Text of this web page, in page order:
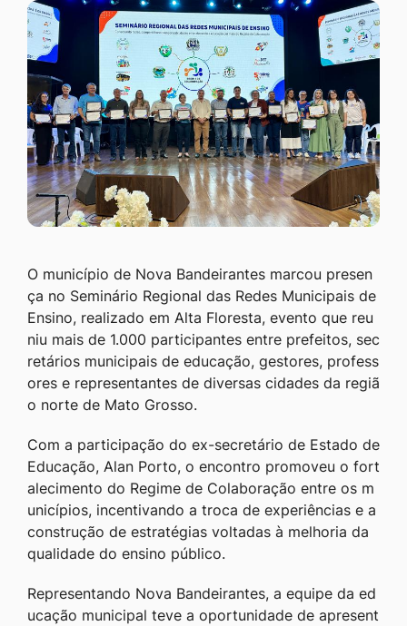
O município de Nova Bandeirantes marcou presen
ça no Seminário Regional das Redes Municipais de
Ensino, realizado em Alta Floresta, evento que reu
niu mais de 1.000 participantes entre prefeitos, sec
retários municipais de educação, gestores, profess
ores e representantes de diversas cidades da regiã
o norte de Mato Grosso.
Com a participação do ex-secretário de Estado de
Educação, Alan Porto, o encontro promoveu o fort
alecimento do Regime de Colaboração entre os m
unicípios, incentivando a troca de experiências e a
construção de estratégias voltadas à melhoria da
qualidade do ensino público.
Representando Nova Bandeirantes, a equipe da ed
ucação municipal teve a oportunidade de apresent